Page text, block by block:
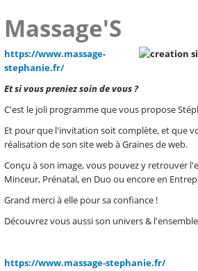
Massage'S
https://www.massage-
stephanie.fr/
Et si vous preniez soin de vous ?
C'est le joli programme que vous propose
Et pour que l'invitation soit complète, et que
réalisation de son site web à Graines de web.
Conçu à son image, vous pouvez y retrouver
Minceur, Prénatal, en Duo ou encore en
Grand merci à elle pour sa confiance !
Découvrez vous aussi son univers &
https://www.massage-stephanie.fr/